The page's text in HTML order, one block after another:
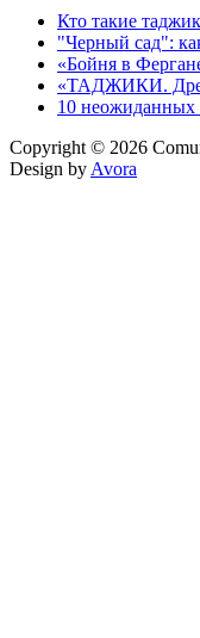
Кто такие
"Черный сад":
«Бойня в
«ТАДЖИКИ.
10 неожиданных
Copyright © 2026
Design by Avora